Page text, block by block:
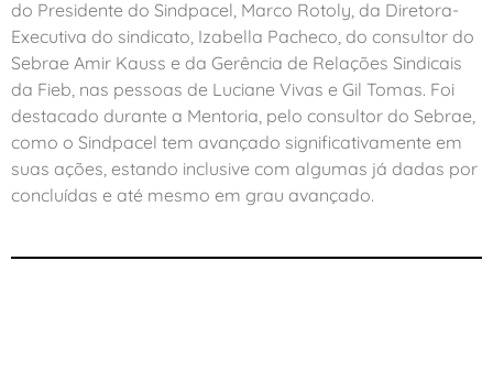
do Presidente do Sindpacel, Marco Rotoly, da Diretora-
Executiva do sindicato, Izabella Pacheco, do consultor do
Sebrae Amir Kauss e da Gerência de Relações Sindicais
da Fieb, nas pessoas de Luciane Vivas e Gil Tomas. Foi
destacado durante a Mentoria, pelo consultor do Sebrae,
como o Sindpacel tem avançado significativamente em
suas ações, estando inclusive com algumas já dadas por
concluídas e até mesmo em grau avançado.